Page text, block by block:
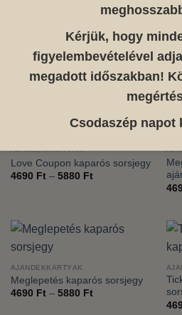
Köszönjük, hogy vagy nekünk
AJÁNDÉKKÁRTYÁK
Love Coupon kaparós sorsjegy
4690 Ft – 5880 FtÁrtartomány:
AJÁNDÉKKÁRTYÁK
Meglepetés kaparós sorsjegy
4690 Ft – 5880 FtÁrtartomány:
Kérjük, hogy
figyelembevételével
megadott időszakban!
Csodaszép napot